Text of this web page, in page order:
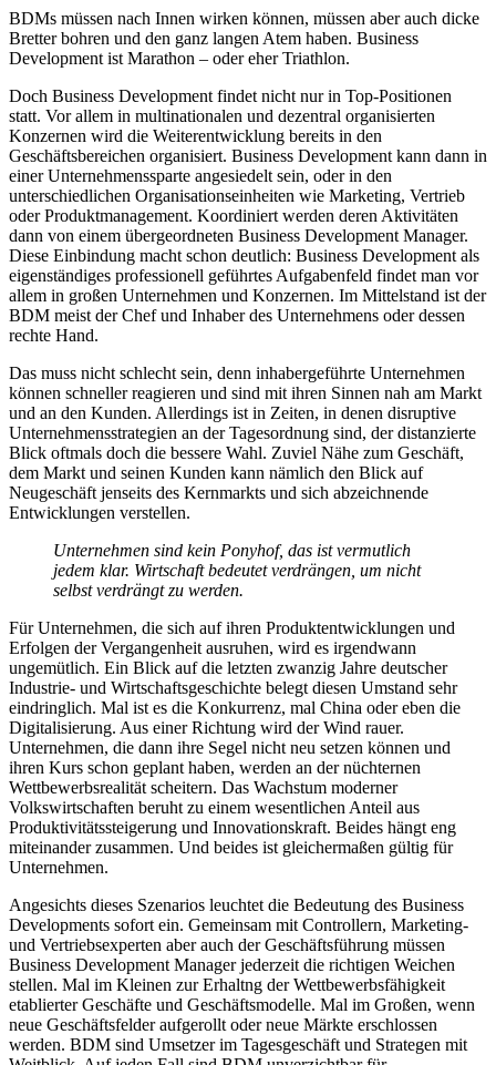
BDMs müssen nach Innen wirken können, müssen aber auch dicke
Bretter bohren und den ganz langen Atem haben. Business
Development ist Marathon – oder eher Triathlon.
Doch Business Development findet nicht nur in Top-Positionen
statt. Vor allem in multinationalen und dezentral organisierten
Konzernen wird die Weiterentwicklung bereits in den
Geschäftsbereichen organisiert. Business Development kann dann in
einer Unternehmenssparte angesiedelt sein, oder in den
unterschiedlichen Organisationseinheiten wie Marketing, Vertrieb
oder Produktmanagement. Koordiniert werden deren Aktivitäten
dann von einem übergeordneten Business Development Manager.
Diese Einbindung macht schon deutlich: Business Development als
eigenständiges professionell geführtes Aufgabenfeld findet man vor
allem in großen Unternehmen und Konzernen. Im Mittelstand ist der
BDM meist der Chef und Inhaber des Unternehmens oder dessen
rechte Hand.
Das muss nicht schlecht sein, denn inhabergeführte Unternehmen
können schneller reagieren und sind mit ihren Sinnen nah am Markt
und an den Kunden. Allerdings ist in Zeiten, in denen disruptive
Unternehmensstrategien an der Tagesordnung sind, der distanzierte
Blick oftmals doch die bessere Wahl. Zuviel Nähe zum Geschäft,
dem Markt und seinen Kunden kann nämlich den Blick auf
Neugeschäft jenseits des Kernmarkts und sich abzeichnende
Entwicklungen verstellen.
Unternehmen sind kein Ponyhof, das ist vermutlich
jedem klar. Wirtschaft bedeutet verdrängen, um nicht
selbst verdrängt zu werden.
Für Unternehmen, die sich auf ihren Produktentwicklungen und
Erfolgen der Vergangenheit ausruhen, wird es irgendwann
ungemütlich. Ein Blick auf die letzten zwanzig Jahre deutscher
Industrie- und Wirtschaftsgeschichte belegt diesen Umstand sehr
eindringlich. Mal ist es die Konkurrenz, mal China oder eben die
Digitalisierung. Aus einer Richtung wird der Wind rauer.
Unternehmen, die dann ihre Segel nicht neu setzen können und
ihren Kurs schon geplant haben, werden an der nüchternen
Wettbewerbsrealität scheitern. Das Wachstum moderner
Volkswirtschaften beruht zu einem wesentlichen Anteil aus
Produktivitätssteigerung und Innovationskraft. Beides hängt eng
miteinander zusammen. Und beides ist gleichermaßen gültig für
Unternehmen.
Angesichts dieses Szenarios leuchtet die Bedeutung des Business
Developments sofort ein. Gemeinsam mit Controllern, Marketing-
und Vertriebsexperten aber auch der Geschäftsführung müssen
Business Development Manager jederzeit die richtigen Weichen
stellen. Mal im Kleinen zur Erhaltng der Wettbewerbsfähigkeit
etablierter Geschäfte und Geschäftsmodelle. Mal im Großen, wenn
neue Geschäftsfelder aufgerollt oder neue Märkte erschlossen
werden. BDM sind Umsetzer im Tagesgeschäft und Strategen mit